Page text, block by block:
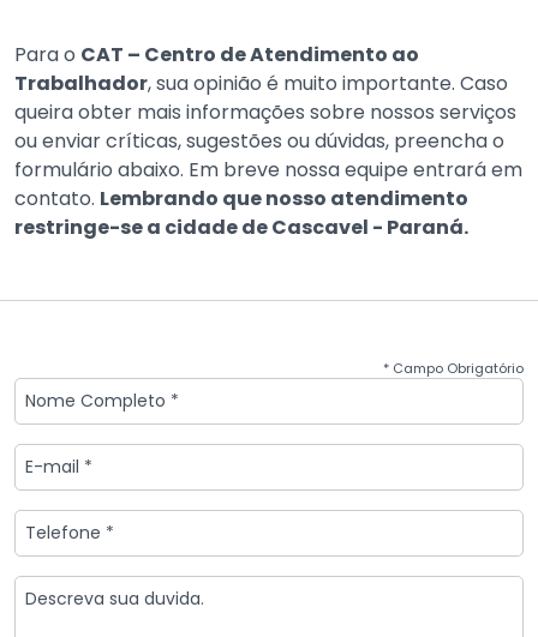
Para o CAT – Centro de Atendimento ao
Trabalhador, sua opinião é muito importante. Caso
queira obter mais informações sobre nossos serviços
ou enviar críticas, sugestões ou dúvidas, preencha o
formulário abaixo. Em breve nossa equipe entrará em
contato. Lembrando que nosso atendimento
restringe-se a cidade de Cascavel - Paraná.
* Campo Obrigatório